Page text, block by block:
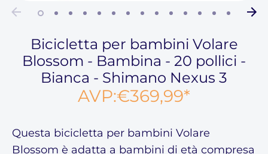
Bicicletta per bambini Volare
Blossom - Bambina - 20 pollici -
Bianca - Shimano Nexus 3
AVP:€369,99*
Questa bicicletta per bambini Volare
Blossom è adatta a bambini di età compresa